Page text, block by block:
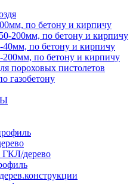
по бетону и кирпичу
200мм, по бетону и кирпичу
40мм, по бетону и кирпичу
200мм, по бетону и кирпичу
пороховых пистолетов
газобетону
ГКЛ/дерево